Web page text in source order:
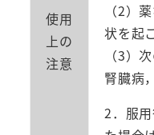
使用
上の
注意
（2）
状を起
（3）
腎臓病
2．服